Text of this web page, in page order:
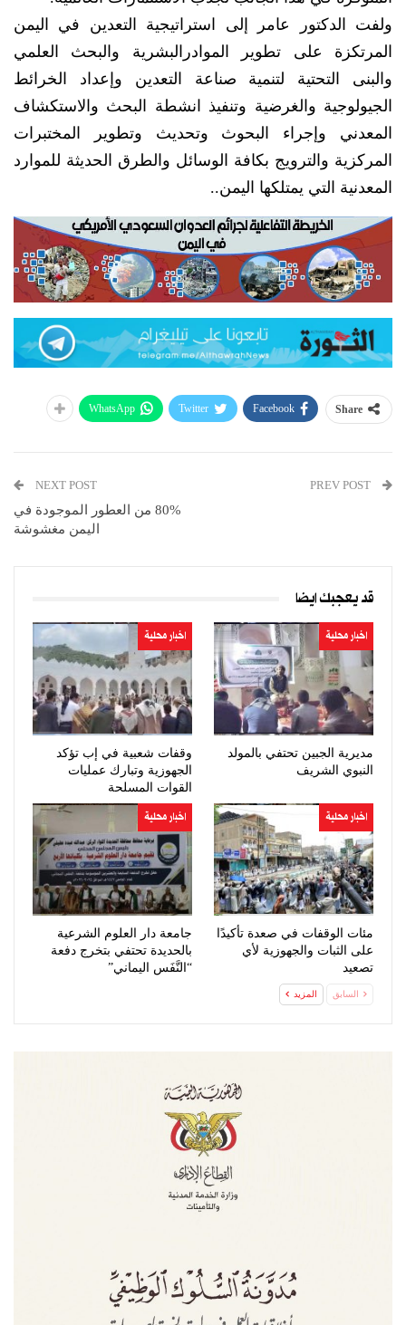
ولفت الدكتور عامر إلى استراتيجية التعدين في اليمن
المرتكزة على تطوير الموادرالبشرية والبحث العلمي
والبنى التحتية لتنمية صناعة التعدين وإعداد الخرائط
الجيولوجية والغرضية وتنفيذ انشطة البحث والاستكشاف
المعدني وإجراء البحوث وتحديث وتطوير المختبرات
المركزية والترويج بكافة الوسائل والطرق الحديثة للموارد
المعدنية التي يمتلكها اليمن..
Share
Facebook
Twitter
WhatsApp
NEXT POST
80% من العطور الموجودة في
اليمن مغشوشة
قد يعجبك ايضا
اخبار محلية
مديرية الجبين تحتفي بالمولد
النبوي الشريف
اخبار محلية
وقفات شعبية في إب تؤكد
الجهوزية وتبارك عمليات
القوات المسلحة
اخبار محلية
مئات الوقفات في صعدة تأكيدًا
على الثبات والجهوزية لأي
تصعيد
اخبار محلية
جامعة دار العلوم الشرعية
بالحديدة تحتفي بتخرج دفعة
“النَّفَس اليماني”
السابق المزيد